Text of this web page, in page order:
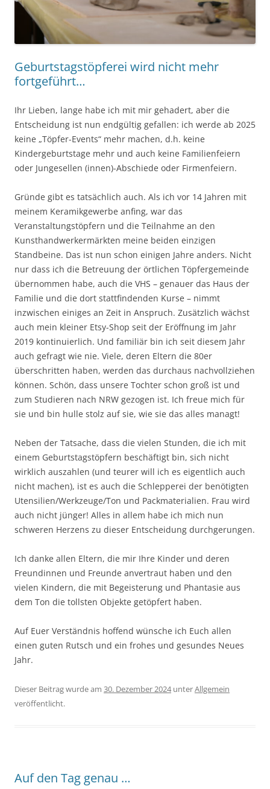
Geburtstagstöpferei wird nicht mehr
fortgeführt…
Ihr Lieben, lange habe ich mit mir gehadert, aber die
Entscheidung ist nun endgültig gefallen: ich werde ab 2025
keine „Töpfer-Events“ mehr machen, d.h. keine
Kindergeburtstage mehr und auch keine Familienfeiern
oder Jungesellen (innen)-Abschiede oder Firmenfeiern.
Gründe gibt es tatsächlich auch. Als ich vor 14 Jahren mit
meinem Keramikgewerbe anfing, war das
Veranstaltungstöpfern und die Teilnahme an den
Kunsthandwerkermärkten meine beiden einzigen
Standbeine. Das ist nun schon einigen Jahre anders. Nicht
nur dass ich die Betreuung der örtlichen Töpfergemeinde
übernommen habe, auch die VHS – genauer das Haus der
Familie und die dort stattfindenden Kurse – nimmt
inzwischen einiges an Zeit in Anspruch. Zusätzlich wächst
auch mein kleiner Etsy-Shop seit der Eröffnung im Jahr
2019 kontinuierlich. Und familiär bin ich seit diesem Jahr
auch gefragt wie nie. Viele, deren Eltern die 80er
überschritten haben, werden das durchaus nachvollziehen
können. Schön, dass unsere Tochter schon groß ist und
zum Studieren nach NRW gezogen ist. Ich freue mich für
sie und bin hulle stolz auf sie, wie sie das alles managt!
Neben der Tatsache, dass die vielen Stunden, die ich mit
einem Geburtstagstöpfern beschäftigt bin, sich nicht
wirklich auszahlen (und teurer will ich es eigentlich auch
nicht machen), ist es auch die Schlepperei der benötigten
Utensilien/Werkzeuge/Ton und Packmaterialien. Frau wird
auch nicht jünger! Alles in allem habe ich mich nun
schweren Herzens zu dieser Entscheidung durchgerungen.
Ich danke allen Eltern, die mir Ihre Kinder und deren
Freundinnen und Freunde anvertraut haben und den
vielen Kindern, die mit Begeisterung und Phantasie aus
dem Ton die tollsten Objekte getöpfert haben.
Auf Euer Verständnis hoffend wünsche ich Euch allen
einen guten Rutsch und ein frohes und gesundes Neues
Jahr.
Dieser Beitrag wurde am 30. Dezember 2024unterAllgemein
veröffentlicht.
Auf den Tag genau …